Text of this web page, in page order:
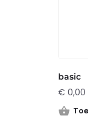
basic
€ 0,00